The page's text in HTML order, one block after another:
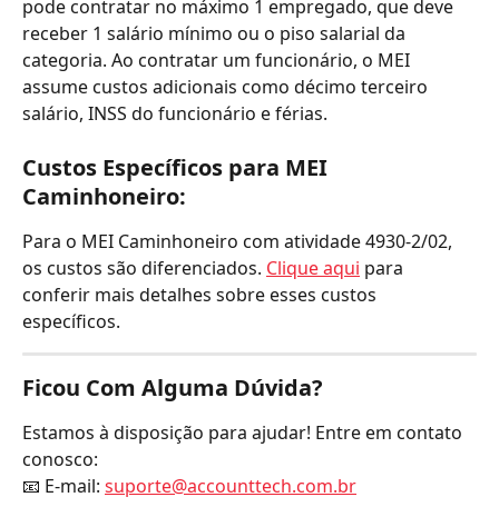
pode contratar no máximo 1 empregado, que deve
receber 1 salário mínimo ou o piso salarial da
categoria. Ao contratar um funcionário, o MEI
assume custos adicionais como décimo terceiro
salário, INSS do funcionário e férias.
Custos Específicos para MEI
Caminhoneiro:
Para o MEI Caminhoneiro com atividade 4930-2/02,
os custos são diferenciados. Clique aqui para
conferir mais detalhes sobre esses custos
específicos.
Ficou Com Alguma Dúvida?
Estamos à disposição para ajudar! Entre em contato
conosco:
📧 E-mail: suporte@accounttech.com.br